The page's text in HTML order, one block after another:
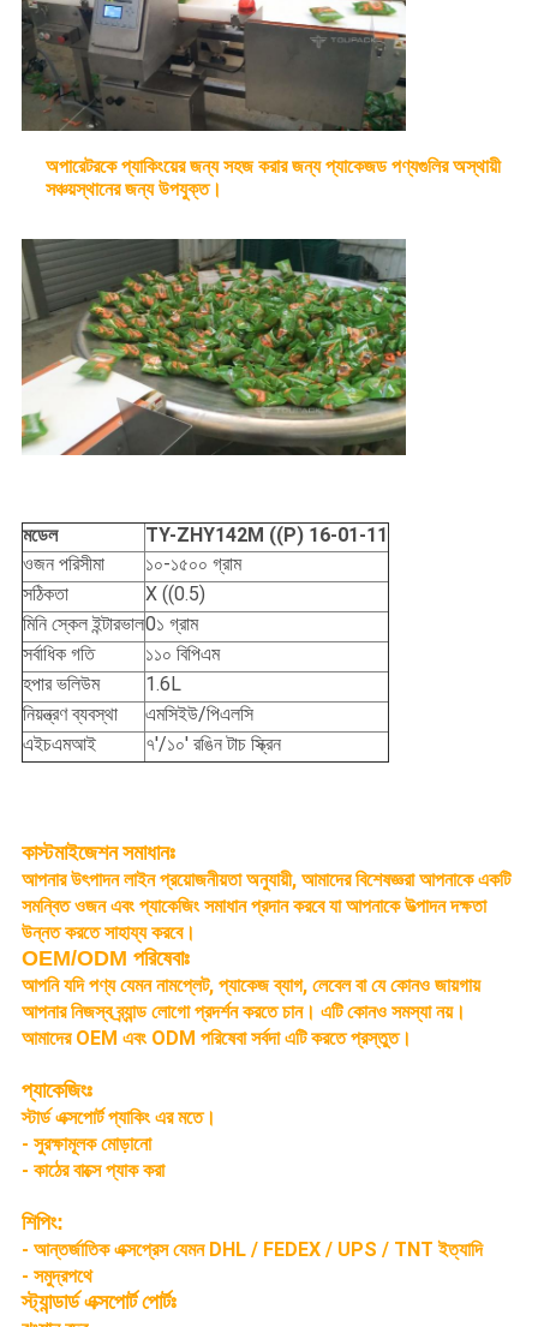
অপারেটরকে প্যাকিংয়ের জন্য সহজ করার জন্য প্যাকেজড পণ্যগুলির অস্থায়ী
সঞ্চয়স্থানের জন্য উপযুক্ত।
মডেল
TY-ZHY142M ((P) 16-01-11
ওজন পরিসীমা
১০-১৫০০ গ্রাম
সঠিকতা
X ((0.5)
মিনি স্কেল ইন্টারভাল0১ গ্রাম
সর্বাধিক গতি
১১০ বিপিএম
হপার ভলিউম
1.6L
নিয়ন্ত্রণ ব্যবস্থা
এমসিইউ/পিএলসি
এইচএমআই
৭'/১০' রঙিন টাচ স্ক্রিন
কাস্টমাইজেশনসমাধানঃ
আপনার উৎপাদন লাইন প্রয়োজনীয়তা অনুযায়ী, আমাদের বিশেষজ্ঞরা আপনাকে একটি
সমন্বিত ওজন এবং প্যাকেজিং সমাধান প্রদান করবে যা আপনাকে উত্পাদন দক্ষতা
উন্নত করতে সাহায্য করবে।
OEM/ODM পরিষেবাঃ
আপনি যদি পণ্য যেমন নামপ্লেট, প্যাকেজ ব্যাগ, লেবেল বা যে কোনও জায়গায়
আপনার নিজস্ব ব্র্যান্ড লোগো প্রদর্শন করতে চান। এটি কোনও সমস্যা নয়।
আমাদের OEM এবং ODM পরিষেবা সর্বদা এটি করতে প্রস্তুত।
প্যাকেজিংঃ
স্টার্ড এক্সপোর্ট প্যাকিং এর মতে।
- সুরক্ষামূলক মোড়ানো
- কাঠের বাক্সে প্যাক করা
শিপিং:
- আন্তর্জাতিক এক্সপ্রেস যেমন DHL / FEDEX / UPS / TNT ইত্যাদি
- সমুদ্রপথে
স্ট্যান্ডার্ড এক্সপোর্ট পোর্টঃ